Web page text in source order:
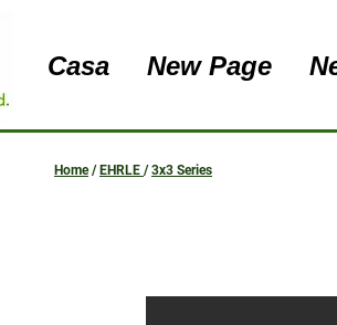
Casa New Page
Home/ EHRLE /3x3 Series